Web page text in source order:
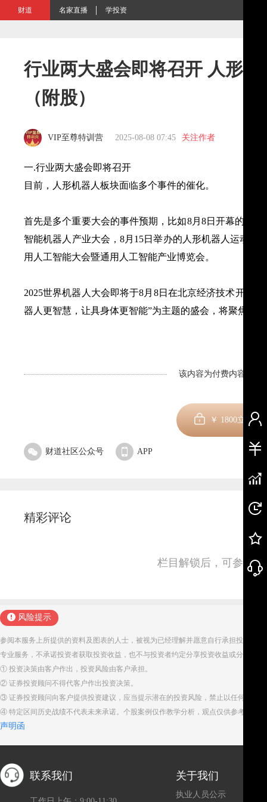
财道 名家直播 学投资
行业两大盛会即将召开 人形
（附股）
VIP至尊特训营 2025-08-08 07:45 关注作者
一.行业两大盛会即将召开
目前，人形机器人板块面临多个事件的催化。
首先是多个重要大会的事件预期，比如8月8日开幕的
智能机器人产业大会，8月15日举办的人形机器人运动会
用人工智能大会暨通用人工智能产业博览会。
2025世界机器人大会即将于8月8日在北京经济技术开发
器人更智慧，让具身体更智能”为主题的盛会，将聚焦人
该内容为付费内容，剩
￥ 1800立即订
财道社区公众号 APP
精彩评论
栏目解锁后，可参与
风险提示
参阅本服务上所提供的资料及图表的人士，被视为已经理解并愿意自行承担投资服
专业服务，不承诺投资者获取投资收益，也不与投资者约定分享投资收益或分担投
① 投资决策由客户作出，投资风险由客户承担。
② 证券投资顾问不得代客户作出投资决策。
③ 证券投资顾问向客户提供投资建议，应当提示潜在的投资风险，禁止以任何方式
④ 特定区间历史战绩不代表未来承诺。个股案例仅作教学分析，观点仅供参考。股
声明函
联系我们 关于我们
执业人员公示